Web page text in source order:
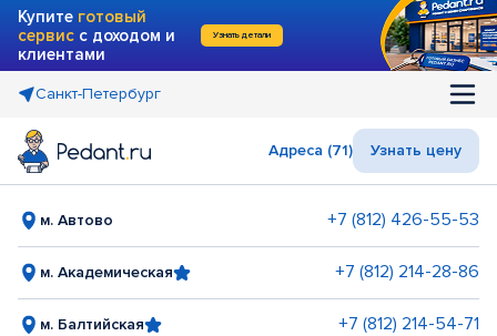
Купите готовый
сервис с доходом и
клиентами
Узнать детали
Санкт-Петербург
Адреса (71) Узнать цену
м. Автово +7 (812) 426-55-53
м. Академическая +7 (812) 214-28-86
м. Балтийская +7 (812) 214-54-71